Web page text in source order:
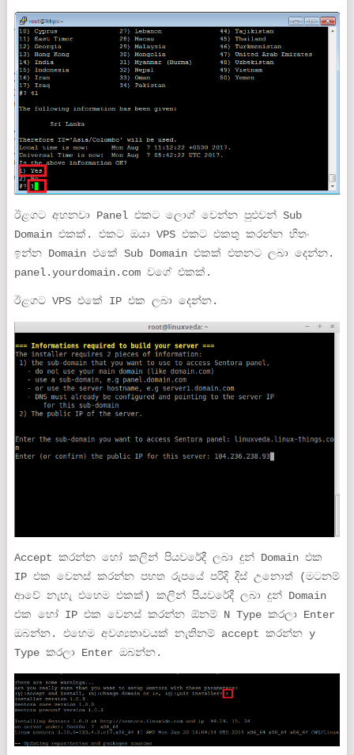
ඊළගට අහනවා Panel එකට ලොග් වෙන්න පුළුවන් Sub
Domain එකක්. එකට ඔයා VPS එකට එකතු කරන්න හිතං
ඉන්න Domain එකේ Sub Domain එකක් එතනට ලබා දෙන්න.
panel.yourdomain.com වගේ එකක්.
ඊළගට VPS එකේ IP එක ලබා දෙන්න.
Accept කරන්න හෝ කලින් පියවරේදී ලබා දුන් Domain එක
IP එක වෙනස් කරන්න පහත රුපයේ පරිදි දිස් උනොත් (මටනම්
ආවේ නැහැ එහෙම එකක්) කලින් පියවරේදී ලබා දුන් Domain
එක හෝ IP එක වෙනස් කරන්න ඕනම් N Type කරලා Enter
ඔබන්න. එහෙම අවශ්‍යතාවයක් නැතිනම් accept කරන්න y
Type කරලා Enter ඔබන්න.